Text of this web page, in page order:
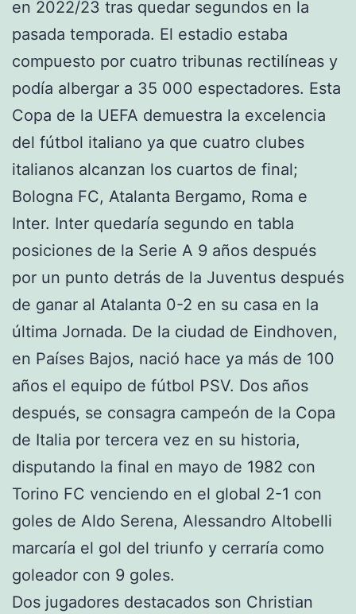
en 2022/23 tras quedar segundos en la
pasada temporada. El estadio estaba
compuesto por cuatro tribunas rectilíneas y
podía albergar a 35 000 espectadores. Esta
Copa de la UEFA demuestra la excelencia
del fútbol italiano ya que cuatro clubes
italianos alcanzan los cuartos de final;
Bologna FC, Atalanta Bergamo, Roma e
Inter. Inter quedaría segundo en tabla
posiciones de la Serie A 9 años después
por un punto detrás de la Juventus después
de ganar al Atalanta 0-2 en su casa en la
última Jornada. De la ciudad de Eindhoven,
en Países Bajos, nació hace ya más de 100
años el equipo de fútbol PSV. Dos años
después, se consagra campeón de la Copa
de Italia por tercera vez en su historia,
disputando la final en mayo de 1982 con
Torino FC venciendo en el global 2-1 con
goles de Aldo Serena, Alessandro Altobelli
marcaría el gol del triunfo y cerraría como
goleador con 9 goles.
Dos jugadores destacados son Christian